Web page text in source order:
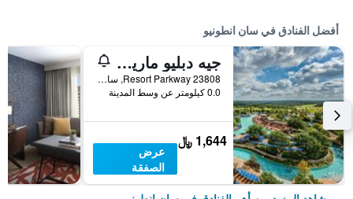
أفضل الفنادق في سان انطونيو
جيه دبليو ماريوت سان أنطونيو هيل
23808 Resort Parkway, سان انطونيو, TX, الولايات المتحدة الأميريكية
0.0 كيلومتر عن وسط المدينة
1,644 ﷼
عرض
الصفقة